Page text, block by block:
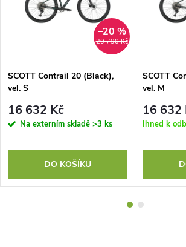
20 790 Kč
–20 %
SCOTT Contrail 20 (Black),
vel. S
16 632 Kč
Na externím skladě >3 ks
DO KOŠÍKU
SCOTT
vel. M
16 632
Ihned k